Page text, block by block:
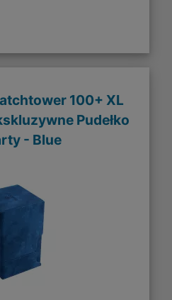
100+ XL
Pudełko
- Blue